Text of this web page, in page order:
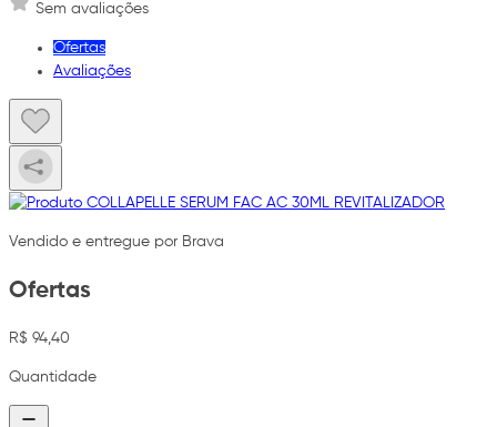
Sem avaliações
Ofertas
Avaliações
Vendido e entregue por Brava
Ofertas
R$ 94,40
Quantidade